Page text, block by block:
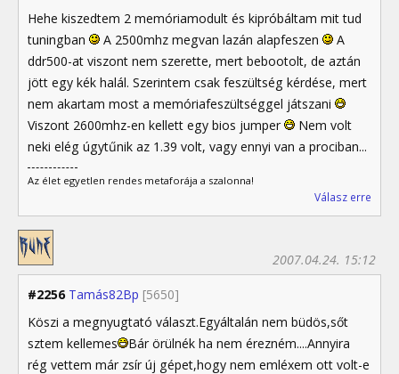
Hehe kiszedtem 2 memóriamodult és kipróbáltam mit tud
tuningban
A 2500mhz megvan lazán alapfeszen
A
ddr500-at viszont nem szerette, mert bebootolt, de aztán
jött egy kék halál. Szerintem csak feszültség kérdése, mert
nem akartam most a memóriafeszültséggel játszani
Viszont 2600mhz-en kellett egy bios jumper
Nem volt
neki elég úgytűnik az 1.39 volt, vagy ennyi van a prociban...
Az élet egyetlen rendes metaforája a szalonna!
Válasz erre
#2256 Tamás82Bp [5650]
2007.04.24. 15:12
Köszi a megnyugtató választ.Egyáltalán nem büdös,sőt
sztem kellemes
Bár örülnék ha nem érezném....Annyira
rég vettem már zsír új gépet,hogy nem emléxem ott volt-e